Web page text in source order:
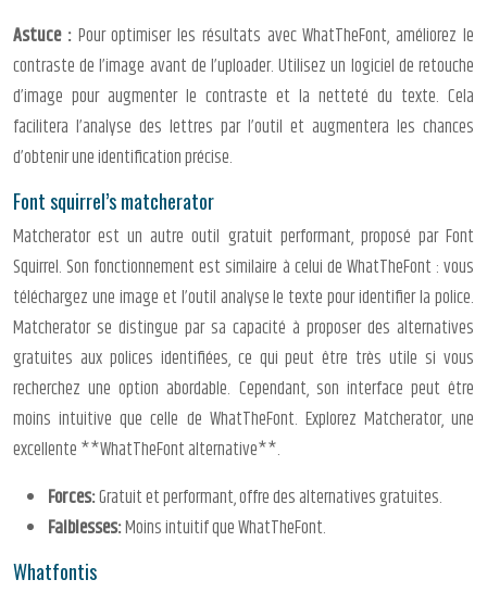
Astuce : Pour optimiser les résultats avec WhatTheFont, améliorez le
contraste de l’image avant de l’uploader. Utilisez un logiciel de retouche
d’image pour augmenter le contraste et la netteté du texte. Cela
facilitera l’analyse des lettres par l’outil et augmentera les chances
d’obtenir une identification précise.
Font squirrel’s matcherator
Matcherator est un autre outil gratuit performant, proposé par Font
Squirrel. Son fonctionnement est similaire à celui de WhatTheFont : vous
téléchargez une image et l’outil analyse le texte pour identifier la police.
Matcherator se distingue par sa capacité à proposer des alternatives
gratuites aux polices identifiées, ce qui peut être très utile si vous
recherchez une option abordable. Cependant, son interface peut être
moins intuitive que celle de WhatTheFont. Explorez Matcherator, une
excellente **WhatTheFont alternative**.
Forces:Gratuit et performant, offre des alternatives gratuites.
Faiblesses:Moins intuitif que WhatTheFont.
Whatfontis